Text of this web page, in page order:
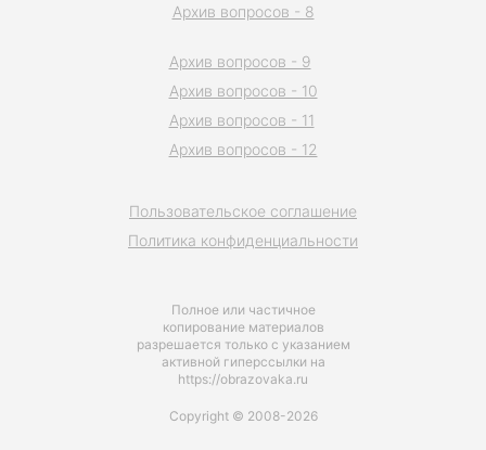
Полное или частичное
копирование материалов
разрешается только с указанием
активной гиперссылки на
https://obrazovaka.ru
Пользовательское соглашение
Политика конфиденциальности
Архив вопросов - 8
Архив вопросов - 9
Архив вопросов - 10
Архив вопросов - 11
Архив вопросов - 12
Copyright © 2008-2026